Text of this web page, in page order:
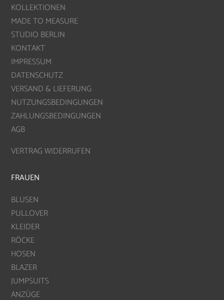
KOLLEKTIONEN
MADE TO MEASURE
STUDIO BERLIN
KONTAKT
IMPRESSUM
DATENSCHUTZ
VERSAND & LIEFERUNG
NUTZUNGSBEDINGUNGEN
ZAHLUNGSBEDINGUNGEN
AGB
VERTRAG WIDERRUFEN
FRAUEN
BLUSEN
PULLOVER
KLEIDER
RÖCKE
HOSEN
BLAZER
JUMPSUITS
ANZÜGE